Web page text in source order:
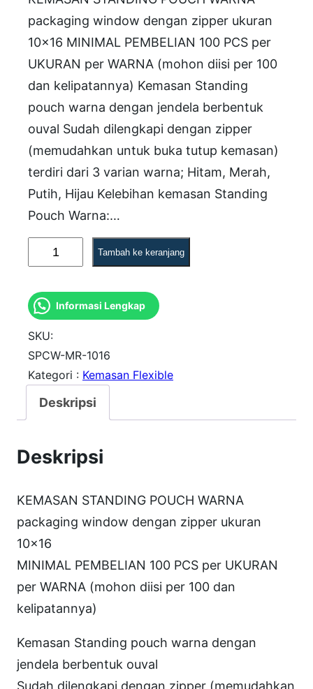
packaging window dengan zipper ukuran
10×16 MINIMAL PEMBELIAN 100 PCS per
UKURAN per WARNA (mohon diisi per 100
dan kelipatannya) Kemasan Standing
pouch warna dengan jendela berbentuk
ouval Sudah dilengkapi dengan zipper
(memudahkan untuk buka tutup kemasan)
terdiri dari 3 varian warna; Hitam, Merah,
Putih, Hijau Kelebihan kemasan Standing
Pouch Warna:…
u
a
n
t
i
t
t
P
o
u
c
h
S
P
C
W
Tambah ke keranjang
Informasi Lengkap
SKU:
SPCW-MR-1016
Kategori : Kemasan Flexible
Deskripsi
Deskripsi
KEMASAN STANDING POUCH WARNA
packaging window dengan zipper ukuran
10×16
MINIMAL PEMBELIAN 100 PCS per UKURAN
per WARNA (mohon diisi per 100 dan
kelipatannya)
Kemasan Standing pouch warna dengan
jendela berbentuk ouval
Sudah dilengkapi dengan zipper (memudahkan